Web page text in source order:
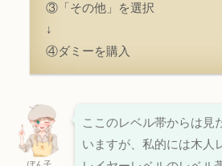
③「その他」を選択
↓
④ダミーを購入
ぽん子
ここのレベル帯からは見
いますが、私的には木人